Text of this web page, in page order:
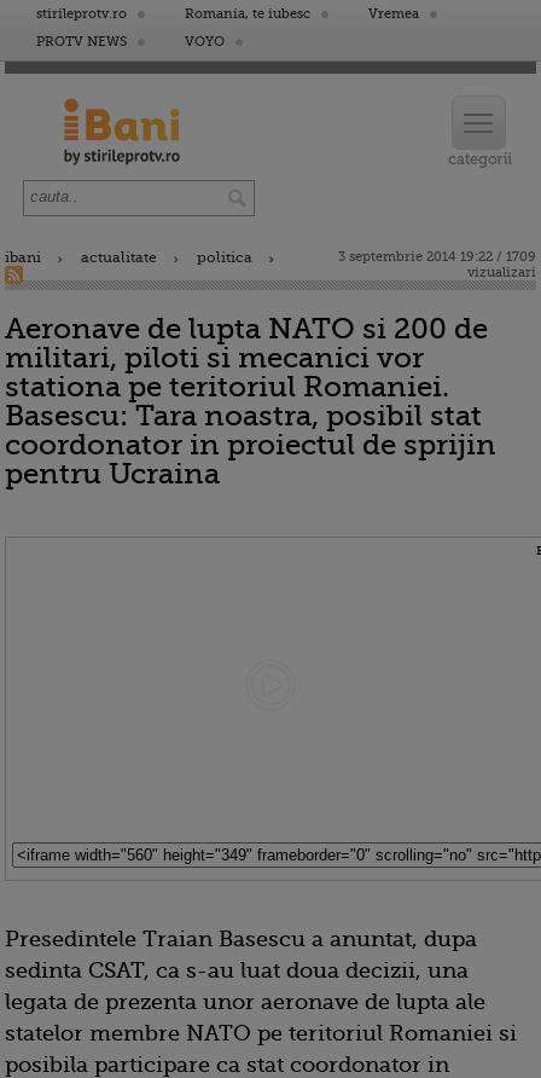
stirileprotv.ro Romania, te iubesc
Vremea
PROTV NEWS
VOYO
ibani actualitate politica
3 septembrie 2014 19:22 / 1709
vizualizari
Aeronave de lupta NATO si 200 de
militari, piloti si mecanici vor
stationa pe teritoriul Romaniei.
Basescu: Tara noastra, posibil stat
coordonator in proiectul de sprijin
pentru Ucraina
Presedintele Traian Basescu a anuntat, dupa
sedinta CSAT, ca s-au luat doua decizii, una
legata de prezenta unor aeronave de lupta ale
statelor membre NATO pe teritoriul Romaniei si
posibila participare ca stat coordonator in